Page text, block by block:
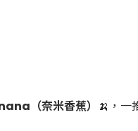
（奈米香蕉） 🍌，一